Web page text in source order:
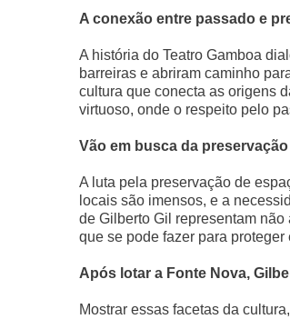
A conexão entre passado e
A história do Teatro Gamboa
barreiras e abriram caminho
cultura que conecta as origens
virtuoso, onde o respeito pelo
Vão em busca da preservação
A luta pela preservação de
locais são imensos, e a
de Gilberto Gil representam
que se pode fazer para
Após lotar a Fonte Nova,
Mostrar essas facetas da